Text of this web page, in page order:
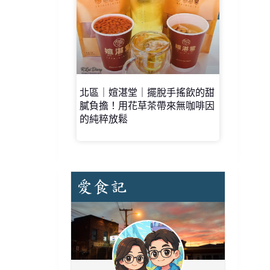
北區｜媗湛堂｜擺脫手搖飲的甜
膩負擔！用花草茶帶來無咖啡因
的純粹放鬆